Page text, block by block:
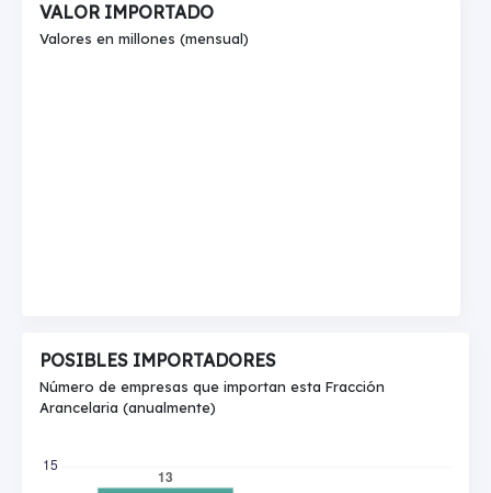
VALOR IMPORTADO
Valores en millones (mensual)
POSIBLES IMPORTADORES
Número de empresas que importan esta Fracción
Arancelaria (anualmente)